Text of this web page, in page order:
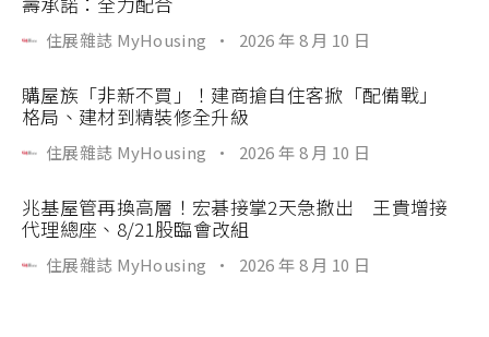
住展雜誌 MyHousing · 2026 年 8 月 10 日
購屋族「非新不買」！建商搶自住客掀「配備戰」
格局、建材到精裝修全升級
住展雜誌 MyHousing · 2026 年 8 月 10 日
兆基屋管再換高層！宏碁接掌2天急撤出 王貴增接
代理總座、8/21股臨會改組
住展雜誌 MyHousing · 2026 年 8 月 10 日